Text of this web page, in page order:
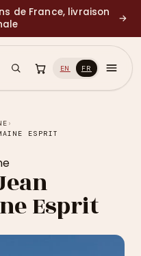
de France, livraison
→
EN FR
›
ESPRIT
Esprit